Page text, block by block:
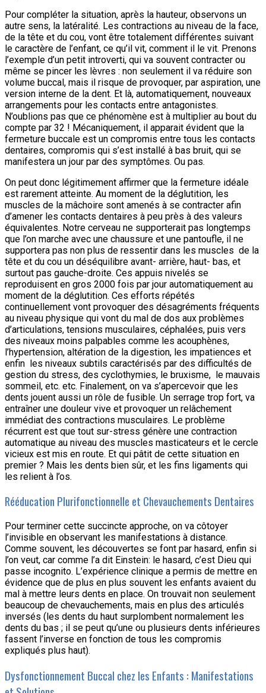
Pour compléter la situation, après la hauteur, observons un
autre sens, la latéralité. Les contractions au niveau de la face,
de la tête et du cou, vont être totalement différentes suivant
le caractère de l’enfant, ce qu’il vit, comment il le vit. Prenons
l’exemple d’un petit introverti, qui va souvent contracter ou
même se pincer les lèvres : non seulement il va réduire son
volume buccal, mais il risque de provoquer, par aspiration, une
version interne de la dent. Et là, automatiquement, nouveaux
arrangements pour les contacts entre antagonistes.
N’oublions pas que ce phénomène est à multiplier au bout du
compte par 32 ! Mécaniquement, il apparait évident que la
fermeture buccale est un compromis entre tous les contacts
dentaires, compromis qui s’est installé à bas bruit, qui se
manifestera un jour par des symptômes. Ou pas.
On peut donc légitimement affirmer que la fermeture idéale
est rarement atteinte. Au moment de la déglutition, les
muscles de la mâchoire sont amenés à se contracter afin
d’amener les contacts dentaires à peu près à des valeurs
équivalentes. Notre cerveau ne supporterait pas longtemps
que l’on marche avec une chaussure et une pantoufle, il ne
supportera pas non plus de ressentir dans les muscles de la
tête et du cou un déséquilibre avant- arrière, haut- bas, et
surtout pas gauche-droite. Ces appuis nivelés se
reproduisent en gros 2000 fois par jour automatiquement au
moment de la déglutition. Ces efforts répétés
continuellement vont provoquer des désagréments fréquents
au niveau physique qui vont du mal de dos aux problèmes
d’articulations, tensions musculaires, céphalées, puis vers
des niveaux moins palpables comme les acouphènes,
l’hypertension, altération de la digestion, les impatiences et
enfin les niveaux subtils caractérisés par des difficultés de
gestion du stress, des cyclothymies, le bruxisme, le mauvais
sommeil, etc. etc. Finalement, on va s’apercevoir que les
dents jouent aussi un rôle de fusible. Un serrage trop fort, va
entraîner une douleur vive et provoquer un relâchement
immédiat des contractions musculaires. Le problème
récurrent est que tout sur-stress génère une contraction
automatique au niveau des muscles masticateurs et le cercle
vicieux est mis en route. Et qui pâtit de cette situation en
premier ? Mais les dents bien sûr, et les fins ligaments qui
les relient à l’os.
Rééducation Plurifonctionnelle et Chevauchements Dentaires
Pour terminer cette succincte approche, on va côtoyer
l’invisible en observant les manifestations à distance.
Comme souvent, les découvertes se font par hasard, enfin si
l’on veut, car comme l’a dit Einstein: le hasard, c’est Dieu qui
passe incognito. L’expérience clinique a permis de mettre en
évidence que de plus en plus souvent les enfants avaient du
mal à mettre leurs dents en place. On trouvait non seulement
beaucoup de chevauchements, mais en plus des articulés
inversés (les dents du haut surplombent normalement les
dents du bas ; il se peut qu’une ou plusieurs dents inférieures
fassent l’inverse en fonction de tous les compromis
expliqués plus haut).
Dysfonctionnement Buccal chez les Enfants : Manifestations